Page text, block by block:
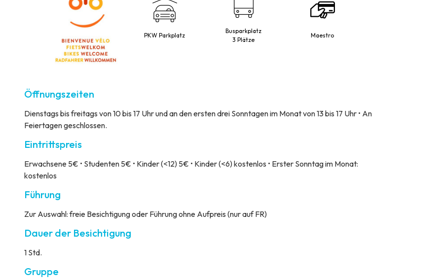
PKW Parkplatz
Busparkplatz
3 Plätze
Maestro
Öffnungszeiten
Dienstags bis freitags von 10 bis 17 Uhr und an den ersten drei Sonntagen im Monat von 13 bis 17 Uhr • An
Feiertagen geschlossen.
Eintrittspreis
Erwachsene 5€ • Studenten 5€ • Kinder (<12) 5€ • Kinder (<6) kostenlos • Erster Sonntag im Monat:
kostenlos
Führung
Zur Auswahl: freie Besichtigung oder Führung ohne Aufpreis (nur auf FR)
Dauer der Besichtigung
1 Std.
Gruppe